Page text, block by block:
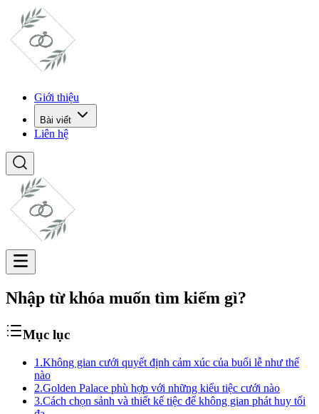
Giới thiệu
Bài viết
Liên hệ
Nhập từ khóa muốn tìm kiếm gì?
Mục lục
1.Không gian cưới quyết định cảm xúc của buổi lễ như thế
nào
2.Golden Palace phù hợp với những kiểu tiệc cưới nào
3.Cách chọn sảnh và thiết kế tiệc để không gian phát huy tối